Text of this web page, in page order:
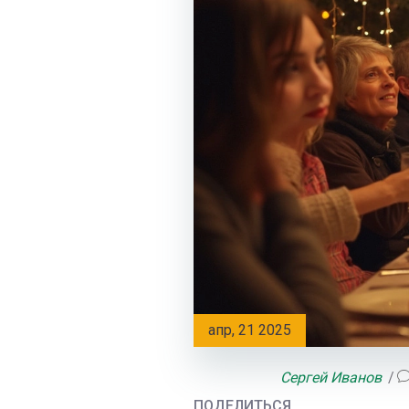
апр, 21 2025
ПОДЕЛИТЬСЯ
Сергей Иванов